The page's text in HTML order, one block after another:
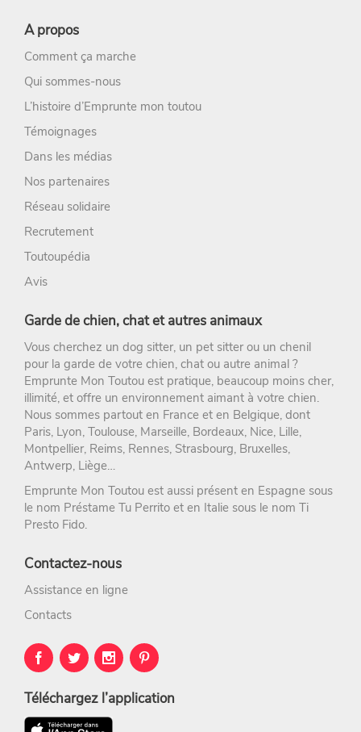
A propos
Comment ça marche
Qui sommes-nous
L’histoire d’Emprunte mon toutou
Témoignages
Dans les médias
Nos partenaires
Réseau solidaire
Recrutement
Toutoupédia
Avis
Garde de chien, chat et autres animaux
Vous cherchez un dog sitter, un pet sitter ou un chenil
pour la garde de votre chien, chat ou autre animal ?
Emprunte Mon Toutou est pratique, beaucoup moins cher,
illimité, et offre un environnement aimant à votre chien.
Nous sommes partout en France et en Belgique, dont
Paris, Lyon, Toulouse, Marseille, Bordeaux, Nice, Lille,
Montpellier, Reims, Rennes, Strasbourg, Bruxelles,
Antwerp, Liège…
Emprunte Mon Toutou est aussi présent en Espagne sous
le nom Préstame Tu Perrito et en Italie sous le nom Ti
Presto Fido.
Contactez-nous
Assistance en ligne
Contacts
Téléchargez l’application